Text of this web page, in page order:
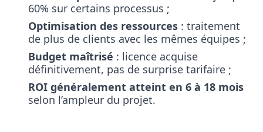
60% sur certains processus ;
Optimisation des ressources : traitement
de plus de clients avec les mêmes équipes ;
Budget maîtrisé : licence acquise
définitivement, pas de surprise tarifaire ;
ROI généralement atteint en 6 à 18 mois
selon l’ampleur du projet.